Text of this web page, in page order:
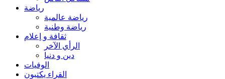
رياضة
رياضة عالمية
رياضة وطنية
ثقافة و إعلام
الرأي الآخر
دين و دنيا
الوفيات
القراء يكتبون